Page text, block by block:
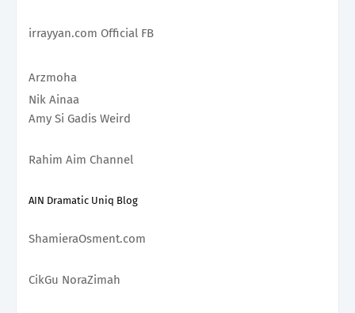
irrayyan.com Official FB
Arzmoha
Nik Ainaa
Amy Si Gadis Weird
Rahim Aim Channel
AIN Dramatic Uniq Blog
ShamieraOsment.com
CikGu NoraZimah